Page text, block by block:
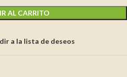
AL CARRITO
a la lista de deseos